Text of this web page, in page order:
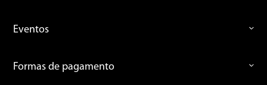
Eventos
Formas de pagamento